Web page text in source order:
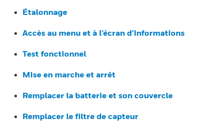
Étalonnage
Accès au menu et à l’écran d’informations
Test fonctionnel
Mise en marche et arrêt
Remplacer la batterie et son couvercle
Remplacer le filtre de capteur